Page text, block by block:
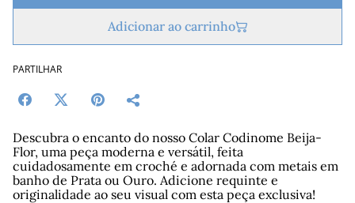
Adicionar ao carrinho
PARTILHAR
Descubra o encanto do nosso Colar Codinome Beija-
Flor, uma peça moderna e versátil, feita
cuidadosamente em croché e adornada com metais em
banho de Prata ou Ouro. Adicione requinte e
originalidade ao seu visual com esta peça exclusiva!